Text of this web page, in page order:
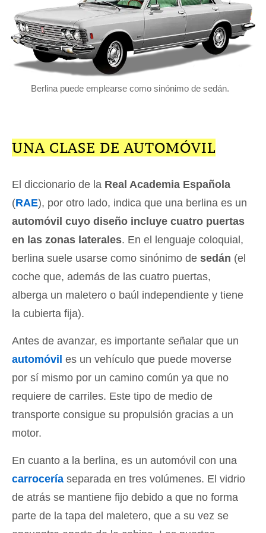
Berlina puede emplearse como sinónimo de sedán.
UNA CLASE DE AUTOMÓVIL
El diccionario de la Real Academia Española
(RAE), por otro lado, indica que una berlina es un
automóvil cuyo diseño incluye cuatro puertas
en las zonas laterales. En el lenguaje coloquial,
berlina suele usarse como sinónimo de sedán (el
coche que, además de las cuatro puertas,
alberga un maletero o baúl independiente y tiene
la cubierta fija).
Antes de avanzar, es importante señalar que un
automóvil es un vehículo que puede moverse
por sí mismo por un camino común ya que no
requiere de carriles. Este tipo de medio de
transporte consigue su propulsión gracias a un
motor.
En cuanto a la berlina, es un automóvil con una
carrocería separada en tres volúmenes. El vidrio
de atrás se mantiene fijo debido a que no forma
parte de la tapa del maletero, que a su vez se